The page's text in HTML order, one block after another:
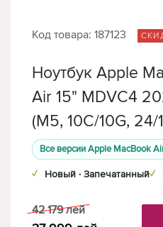
Код товара: 187123
Ноутбук Apple
Air 15" MDVC4
(M5, 10C/10G, 24/
Все версии Apple MacBook
✓ Новый · Запечатанный✓
42 179 лей